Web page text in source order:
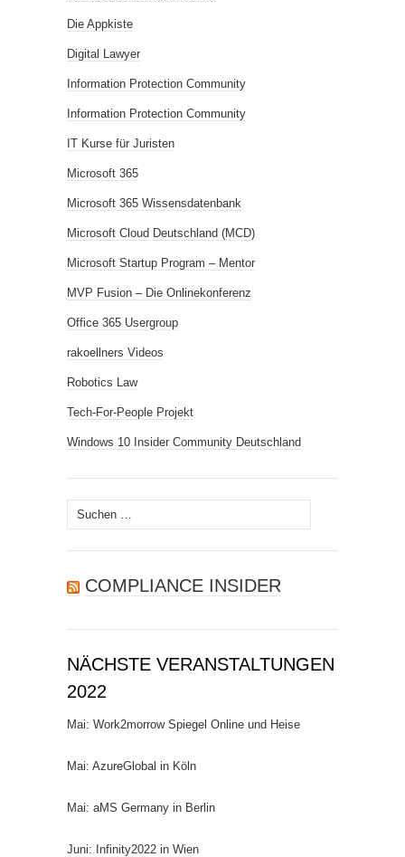
Die Appkiste
Digital Lawyer
Information Protection Community
Information Protection Community
IT Kurse für Juristen
Microsoft 365
Microsoft 365 Wissensdatenbank
Microsoft Cloud Deutschland (MCD)
Microsoft Startup Program – Mentor
MVP Fusion – Die Onlinekonferenz
Office 365 Usergroup
rakoellners Videos
Robotics Law
Tech-For-People Projekt
Windows 10 Insider Community Deutschland
Suchen
nach:
COMPLIANCE INSIDER
NÄCHSTE VERANSTALTUNGEN
2022
Mai: Work2morrow Spiegel Online und Heise
Mai: AzureGlobal in Köln
Mai: aMS Germany in Berlin
Juni: Infinity2022 in Wien